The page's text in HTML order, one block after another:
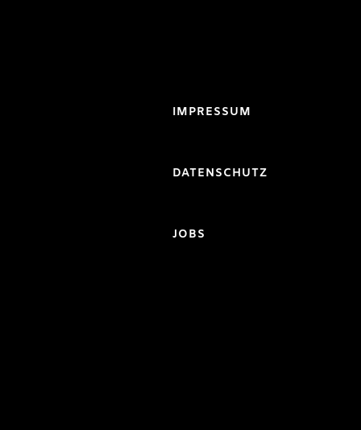
IMPRESSUM
DATENSCHUTZ
JOBS